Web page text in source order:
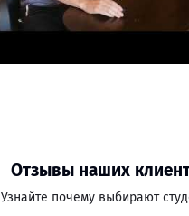
Отзывы наших
Узнайте почему выбирают